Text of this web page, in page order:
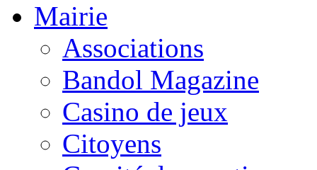
Mairie
Associations
Bandol Magazine
Casino de jeux
Citoyens